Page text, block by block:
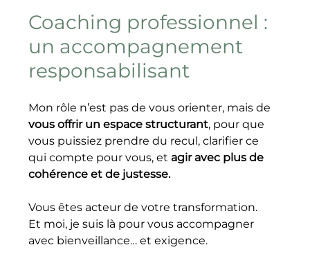
Coaching professionnel :
un accompagnement
responsabilisant
Mon rôle n’est pas de vous orienter, mais de
vous offrir un espace structurant, pour que
vous puissiez prendre du recul, clarifier ce
qui compte pour vous, et agir avec plus de
cohérence et de justesse.
Vous êtes acteur de votre transformation.
Et moi, je suis là pour vous accompagner
avec bienveillance… et exigence.